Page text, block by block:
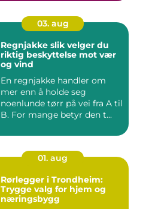
03. aug
Regnjakke slik velger du
riktig beskyttelse mot vær
og vind
En regnjakke handler om
mer enn å holde seg
noenlunde tørr på vei fra A til
B. For mange betyr den t...
01. aug
Rørlegger i Trondheim:
Trygge valg for hjem og
næringsbygg